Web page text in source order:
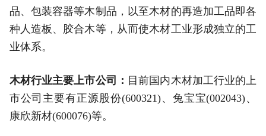
品、包装容器等木制品，以至木材的再造加工品即各
种人造板、胶合木等，从而使木材工业形成独立的工
业体系。
木材行业主要上市公司： 目前国内木材加工行业的上
市公司主要有正源股份(600321)、兔宝宝(002043)、
康欣新材(600076)等。